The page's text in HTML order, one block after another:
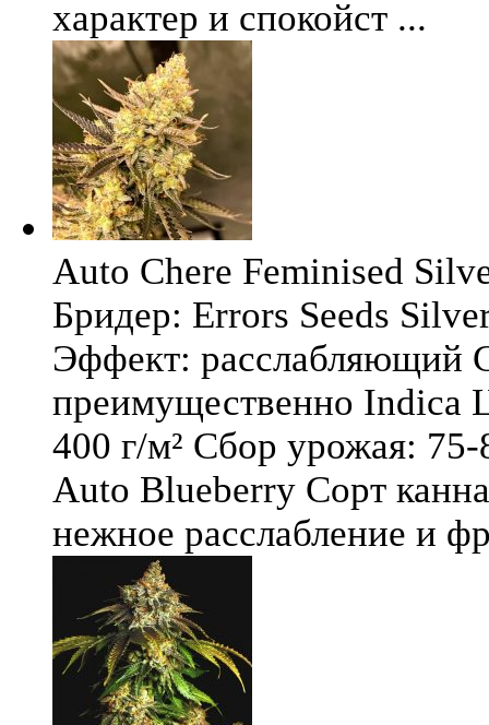
характер и спокойст ...
Auto Chere Feminised
Бридер: Errors Seeds
Эффект: расслабляющий
преимущественно Indica
400 г/м² Сбор урожая:
Auto Blueberry Сорт
нежное расслабление и